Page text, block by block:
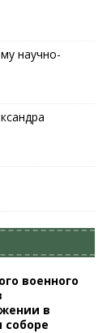
научно-
военного
в